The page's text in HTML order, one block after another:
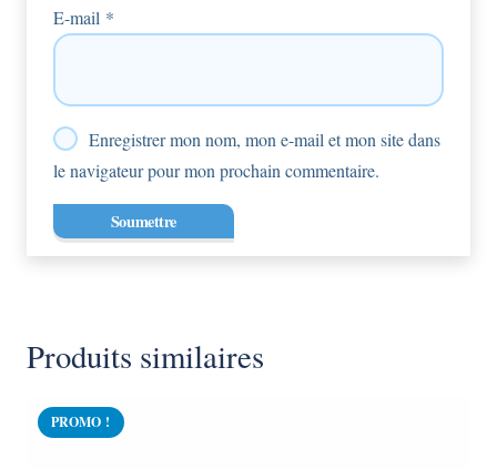
E-mail *
Enregistrer mon nom, mon e-mail et mon site dans
le navigateur pour mon prochain commentaire.
Produits similaires
PROMO !